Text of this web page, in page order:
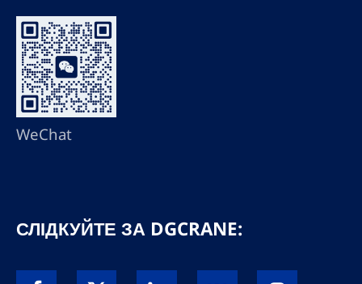
WeChat
СЛІДКУЙТЕ ЗА DGCRANE: